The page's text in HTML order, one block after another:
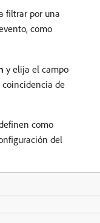
filtrar por una
como
y elija el campo
coincidencia de
como
del